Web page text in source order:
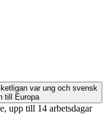
var ung och svensk
till Europa
upp till 14 arbetsdagar